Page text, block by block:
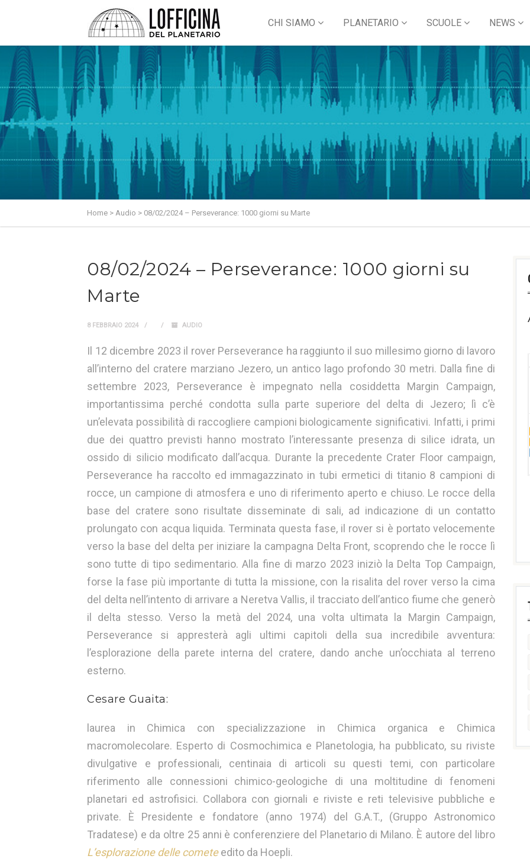
CHI SIAMO PLANETARIO SCUOLE NEWS
Home > Audio > 08/02/2024 – Perseverance: 1000 giorni su Marte
08/02/2024 – Perseverance: 1000 giorni su
Marte
8 FEBBRAIO 2024 AUDIO
Il 12 dicembre 2023 il rover Perseverance ha raggiunto il suo millesimo giorno di lavoro
all’interno del cratere marziano Jezero, un antico lago profondo 30 metri. Dalla fine di
settembre 2023, Perseverance è impegnato nella cosiddetta Margin Campaign,
importantissima perché condotta sulla parte superiore del delta di Jezero; lì c’è
un’elevata possibilità di raccogliere campioni biologicamente significativi. Infatti, i primi
due dei quattro previsti hanno mostrato l’interessante presenza di silice idrata, un
ossido di silicio modificato dall’acqua. Durante la precedente Crater Floor campaign,
Perseverance ha raccolto ed immagazzinato in tubi ermetici di titanio 8 campioni di
rocce, un campione di atmosfera e uno di riferimento aperto e chiuso. Le rocce della
base del cratere sono risultate disseminate di sali, ad indicazione di un contatto
prolungato con acqua liquida. Terminata questa fase, il rover si è portato velocemente
verso la base del delta per iniziare la campagna Delta Front, scoprendo che le rocce lì
sono tutte di tipo sedimentario. Alla fine di marzo 2023 iniziò la Delta Top Campaign,
forse la fase più importante di tutta la missione, con la risalita del rover verso la cima
del delta nell’intento di arrivare a Neretva Vallis, il tracciato dell’antico fiume che generò
il delta stesso. Verso la metà del 2024, una volta ultimata la Margin Campaign,
Perseverance si appresterà agli ultimi capitoli della sua incredibile avventura:
l’esplorazione della parete interna del cratere, dando anche un’occhiata al terreno
esterno.
Cesare Guaita:
laurea in Chimica con specializzazione in Chimica organica e Chimica
macromolecolare. Esperto di Cosmochimica e Planetologia, ha pubblicato, su riviste
divulgative e professionali, centinaia di articoli su questi temi, con particolare
riferimento alle connessioni chimico-geologiche di una moltitudine di fenomeni
planetari ed astrofisici. Collabora con giornali e riviste e reti televisive pubbliche e
private. È Presidente e fondatore (anno 1974) del G.A.T., (Gruppo Astronomico
Tradatese) e da oltre 25 anni è conferenziere del Planetario di Milano. È autore del libro
L’esplorazione delle cometeedito da Hoepli.